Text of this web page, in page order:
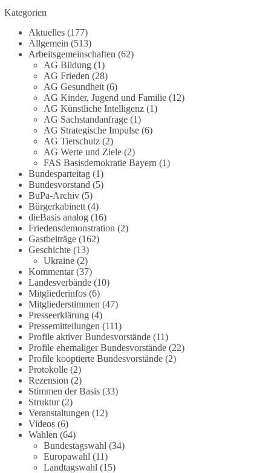
aufgearbeitet.
Auch in Deutschland warten viele Menschen bis
heute auf Antworten:
❓ Wie wurden politische Entscheidungen
getroffen?
❓ Welche Maßnahmen waren notwendig und
welche nicht?
❓Und wer übernimmt die Verantwortung für die
massiven Folgen für Kinder, Familien,
Unternehmen und das Vertrauen in unseren
Rechtsstaat?
🟩🟩🟦🟦🟥🟥🟧🟧
Eine demokratische Gesellschaft lebt nicht davon,
unbequeme Fragen zu vermeiden. Sie lebt davon,
Fragen offen zu stellen und transparent zu
beantworten.
dieBasis fordert deshalb weiterhin eine
unabhängige, vollständige und transparente
Aufarbeitung der Corona-Politik. Ohne
Denkverbote, ohne Vorverurteilungen und ohne
Tabus.
Quellen:https://apnews.com/article/fauci-diaries-
covid-origins-rand-paul-
6b25da9f75a0becbaf2886ab22643e67
https://www.tichyseinblick.de/kolumnen/aus-aller-
welt/usa-tagebuch-fauci-corona-impfung/
#dieBasis #Corona
#Demokratie #Vertrauen
Kategorien
Aktuelles(177)
Allgemein (513)
Arbeitsgemeinschaften (62)
AG Bildung(1)
AG Frieden (28)
AG Gesundheit(6)
AG Kinder, Jugend und Familie(12)
AG Künstliche Intelligenz(1)
AG Sachstandanfrage(1)
AG Strategische Impulse(6)
AG Tierschutz(2)
AG Werte und Ziele(2)
FAS Basisdemokratie Bayern (1)
Bundesparteitag(1)
Bundesvorstand (5)
BuPa-Archiv(5)
Bürgerkabinett(4)
dieBasis analog(16)
Friedensdemonstration (2)
Gastbeiträge(162)
Geschichte(13)
Ukraine(2)
Kommentar(37)
Landesverbände(10)
Mitgliederinfos(6)
Mitgliederstimmen (47)
Presseerklärung(4)
Pressemitteilungen (111)
Profile aktiver Bundesvorstände(11)
Profile ehemaliger Bundesvorstände(22)
Profile kooptierte Bundesvorstände(2)
Protokolle(2)
Rezension (2)
Stimmen der Basis(33)
Struktur(2)
Veranstaltungen (12)
Videos(6)
Wahlen (64)
Bundestagswahl (34)
Europawahl (11)
Landtagswahl (15)